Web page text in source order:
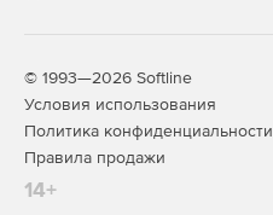
© 1993—2026 Softline
Условия использования
Политика конфиденциальности
Правила продажи
14+